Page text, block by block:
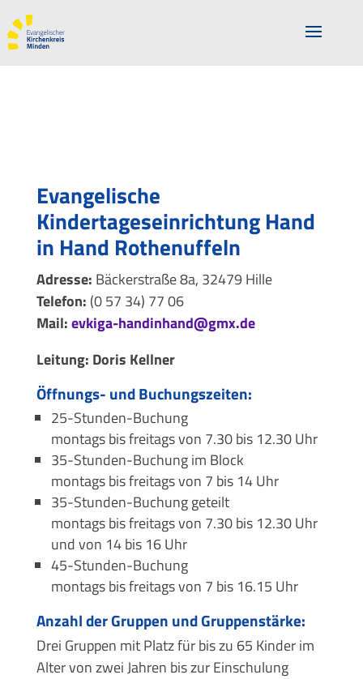
Evangelische
Kindertageseinrichtung Hand
in Hand Rothenuffeln
Adresse: Bäckerstraße 8a, 32479 Hille
Telefon: (0 57 34) 77 06
Mail:evkiga-handinhand@gmx.de
Leitung: Doris Kellner
Öffnungs- und Buchungszeiten:
25-Stunden-Buchung
montags bis freitags von 7.30 bis 12.30 Uhr
35-Stunden-Buchung im Block
montags bis freitags von 7 bis 14 Uhr
35-Stunden-Buchung geteilt
montags bis freitags von 7.30 bis 12.30 Uhr
und von 14 bis 16 Uhr
45-Stunden-Buchung
montags bis freitags von 7 bis 16.15 Uhr
Anzahl der Gruppen und Gruppenstärke:
Drei Gruppen mit Platz für bis zu 65 Kinder im
Alter von zwei Jahren bis zur Einschulung